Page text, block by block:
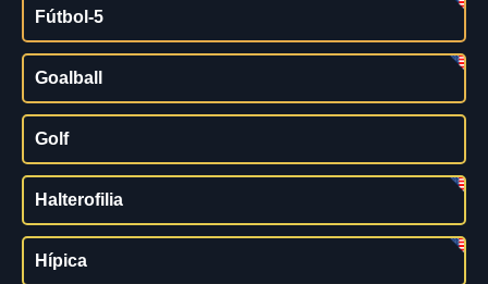
Fútbol-5
Goalball
Golf
Halterofilia
Hípica